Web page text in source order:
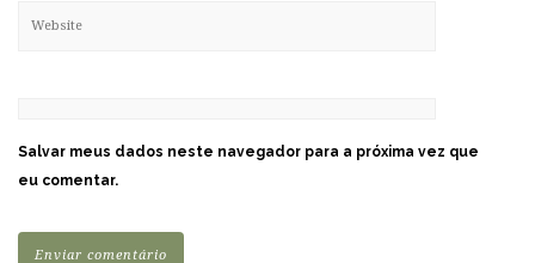
Salvar meus dados neste navegador para a próxima vez que
eu comentar.